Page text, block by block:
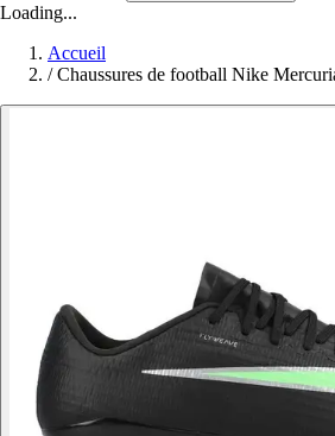
Loading...
Accueil
/ Chaussures de football Nike